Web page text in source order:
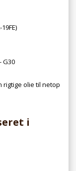
G30
rigtige olie til netop
i